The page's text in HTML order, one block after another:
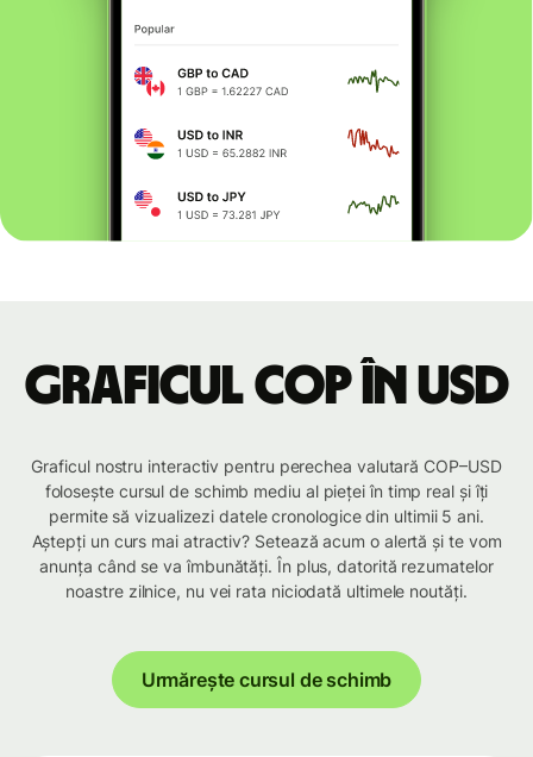
Graficul COP în USD
Graficul nostru interactiv pentru perechea valutară COP–USD
folosește cursul de schimb mediu al pieței în timp real și îți
permite să vizualizezi datele cronologice din ultimii 5 ani.
Aștepți un curs mai atractiv? Setează acum o alertă și te vom
anunța când se va îmbunătăți. În plus, datorită rezumatelor
noastre zilnice, nu vei rata niciodată ultimele noutăți.
Urmărește cursul de schimb